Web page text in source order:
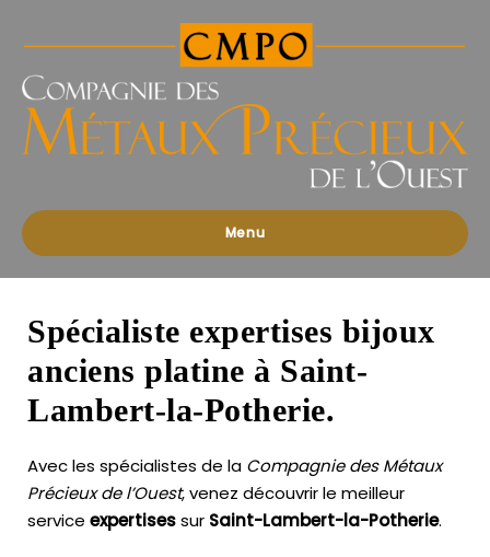
des
Précieux
l'Ouest
Menu
Spécialiste expertises bijoux
anciens platine à Saint-
Lambert-la-Potherie.
Avec les spécialistes de la Compagnie des Métaux
Précieux de l’Ouest, venez découvrir le meilleur
service expertisessur Saint-Lambert-la-Potherie.